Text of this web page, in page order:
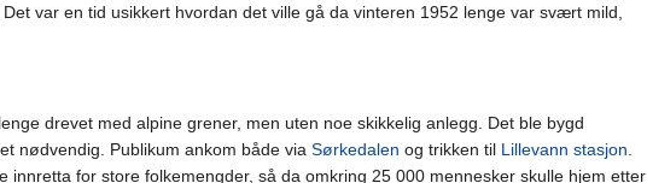
var en tid usikkert hvordan det ville gå da vinteren 1952 lenge var svært mild,
drevet med alpine grener, men uten noe skikkelig anlegg. Det ble bygd
nødvendig. Publikum ankom både via Sørkedalen og trikken til Lillevann stasjon
innretta for store folkemengder, så da omkring 25 000 mennesker skulle hjem etter